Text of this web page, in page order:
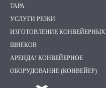
ТАРА
УСЛУГИ РЕЗКИ
ИЗГОТОВЛЕНИЕ КОНВЕЙЕРНЫХ
ШНЕКОВ
АРЕНДА! КОНВЕЙЕРНОЕ
ОБОРУДОВАНИЕ (КОНВЕЙЕР)